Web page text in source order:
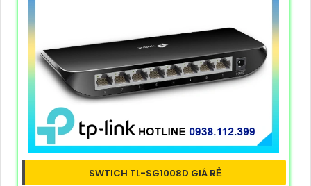
SWTICH TL-SG1008D GIÁ RẺ